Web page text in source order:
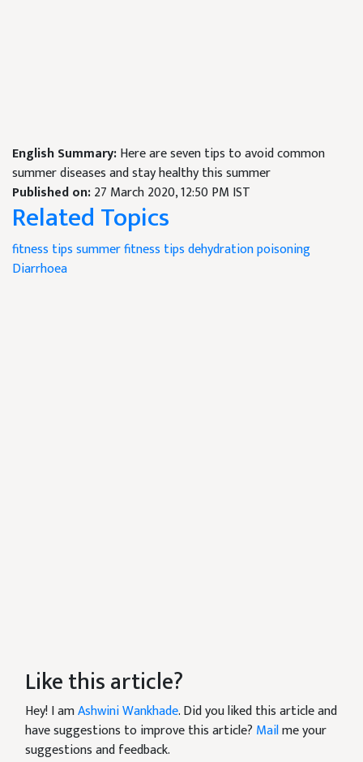
English Summary:Here are seven tips to avoid common
summer diseases and stay healthy this summer
Published on:27 March 2020, 12:50 PM IST
Related Topics
fitness tipssummer fitness tipsdehydrationpoisoning
Diarrhoea
Like this article?
Hey! I amAshwini Wankhade. Did you liked this article and
have suggestions to improve this article? Mailme your
suggestions and feedback.